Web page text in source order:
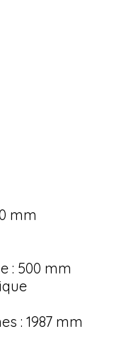
mm
: 500 mm
: 1987 mm